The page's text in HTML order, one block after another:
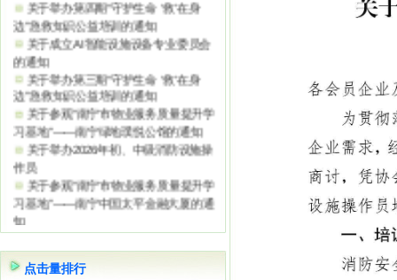
边”急救知识公益培训的通知
关于成立AI智能设施设备专业委员会
的通知
关于举办第三期“守护生命 ‘救’在身
边”急救知识公益培训的通知
关于参观“南宁市物业服务质量提升学
习基地”——南宁绿地璞悦公馆的通知
关于举办2026年初、中级消防设施操
作员
关于参观“南宁市物业服务质量提升学
习基地”——南宁中国太平金融大厦的通
知
关于举办“巧用心理学 让沟通更简单高
点击量排行